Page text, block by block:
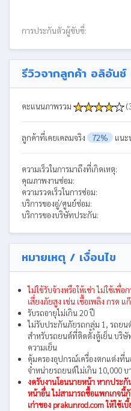
การประกันตัวผู้ขับขี่:
รีวิวจากลูกค้า อลิอันซ์
คะแนนภาพรวม
ลูกค้าที่เคยเคลมจริง 72% แนะ
ความเร็วในการมาถึงที่เกิดเหตุ:
คุณภาพงานซ่อม:
ความรวดเร็วในการซ่อม:
บริการของอู่/ศูนย์ซ่อม:
บริการของบริษัทประกัน:
หมายเหตุ / เงื่อนไข
ไม่ใช้รับจ้างหรือให้เช่า ไม่ใช้เพื่
เสี่ยงภัยสูง เช่น เชื้อเพลิง กรด แ
รับรถอายุไม่เกิน 20 ปี
ไม่รับประกันภัยรถกลุ่ม 1, รถยน
สำหรับรถยนต์ที่ติดตั้งตู้เย็น บริษั
ความเย็น
คุ้มครองอุปกรณ์เครื่องตกแต่งที่น
จําหน่ายรถยนต์ไม่เกิน 10,000 บ
งดรับงานโอนนายหน้า หากประ
หน้าอื่น ไม่สามารถซื้อแพกเกจนี้
เก่าของ prakunrod.com ให้ใช้เ